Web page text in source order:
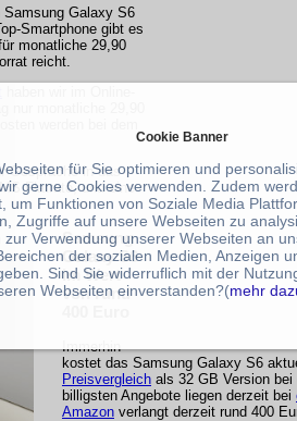
Samsung Galaxy S6
Smartphone gibt es
monatliche 29,90
reicht.
nur monatliche 29,90
werden bei dem
Gespräche in das
Flatrate, und eine
Samsung
Galaxy S6
im Wert
von rund
Immerhin
kostet das Samsung Galaxy S6
Preisvergleich als 32 GB Version bei
billigsten Angebote liegen derzeit bei
Amazon verlangt derzeit rund 400
Cookie Banner
für Sie optimieren und
gerne Cookies verwenden. Zudem
um Funktionen von Soziale Media
Zugriffe auf unsere Webseiten zu
Verwendung unserer Webseiten an
der sozialen Medien, Anzeigen
Sind Sie widerruflich mit der
Webseiten einverstanden?(mehr